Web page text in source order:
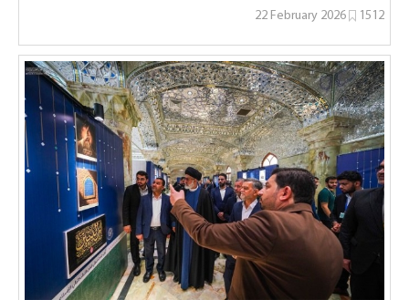
1512
22 February 2026